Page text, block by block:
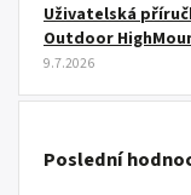
Uživatelská
Outdoor
9.7.2026
Poslední